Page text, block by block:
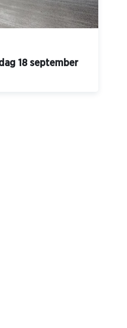
18 september